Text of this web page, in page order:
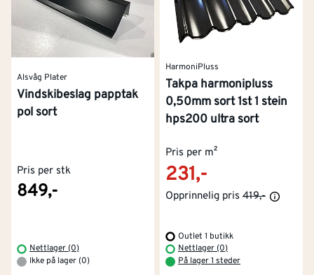
Alsvåg Plater
Vindskibeslag papptak
pol sort
Pris per stk
849,-
Nettlager (0)
Ikke på lager (0)
HarmoniPluss
Takpa harmonipluss
0,50mm sort 1st 1 stein
hps200 ultra sort
Pris per m²
231,-
Opprinnelig pris 419,-
Outlet 1 butikk
Nettlager (0)
På lager 1 steder